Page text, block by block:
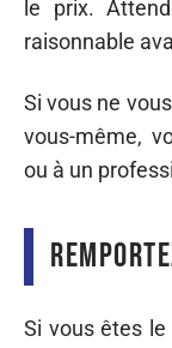
le prix.
raisonnable
Si vous ne
vous-même,
ou à un
Si vous êtes le